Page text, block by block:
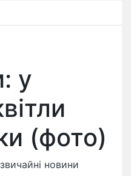
у
(фото)
новини